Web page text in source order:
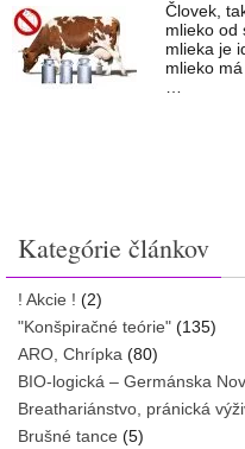
Človek,
mlieko od
mlieka je
mlieko
Kategórie článkov
! Akcie ! (2)
"Konšpiračné teórie" (135)
ARO, Chrípka (80)
BIO-logická – Germánska
Breathariánstvo, pránická
Brušné tance (5)